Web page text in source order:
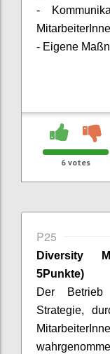
-
- Eigene
6 votes
P25
Diversity
5Punkte)
Der Betrieb
Strategie,